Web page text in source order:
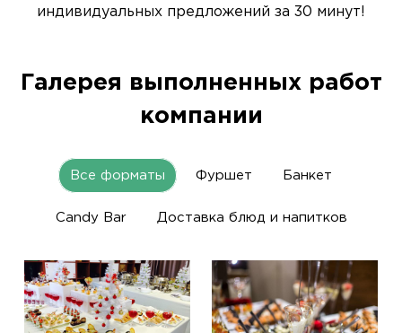
индивидуальных предложений за 30 минут!
Галерея выполненных работ
компании
Все форматы Фуршет Банкет
Candy Bar Доставка блюд и напитков